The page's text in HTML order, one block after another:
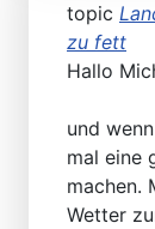
topic
zu fett
Hallo
und
mal eine
machen.
Wetter